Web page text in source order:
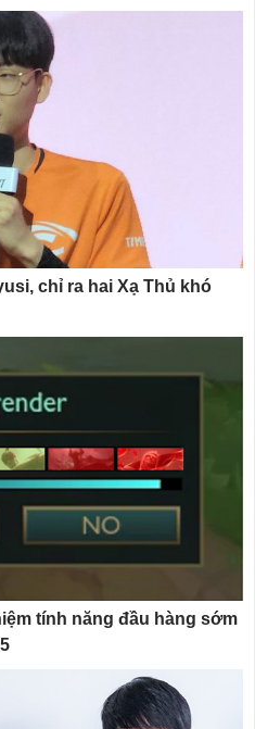
chỉ ra hai Xạ Thủ khó
tính năng đầu hàng sớm